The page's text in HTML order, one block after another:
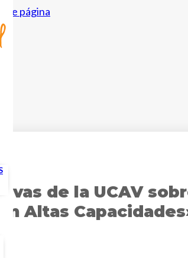
de página
de la UCAV
Altas